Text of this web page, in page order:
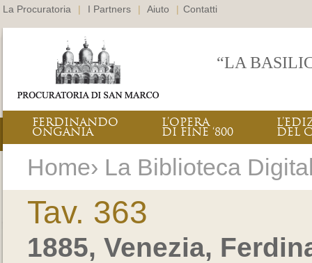
La Procuratoria | I Partners | Aiuto | Contatti
“LA
FERDINANDO
ONGANIA
L’OPERA
DI FINE ‘800 DEL
Home› La Biblioteca
Tav. 363
1885, Venezia,